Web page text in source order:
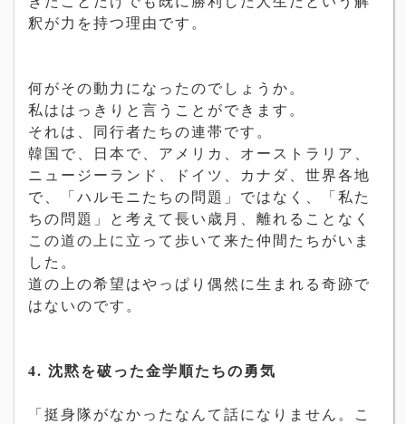
釈が力を持つ理由です。
何がその動力になったのでしょうか。
私ははっきりと言うことができます。
それは、同行者たちの連帯です。
韓国で、日本で、アメリカ、オーストラリア、
ニュージーランド、ドイツ、カナダ、世界各地
で、「ハルモニたちの問題」ではなく、「私た
ちの問題」と考えて長い歳月、離れることなく
この道の上に立って歩いて来た仲間たちがいま
した。
道の上の希望はやっぱり偶然に生まれる奇跡で
はないのです。
4. 沈黙を破った金学順たちの勇気
「挺身隊がなかったなんて話になりません。こ